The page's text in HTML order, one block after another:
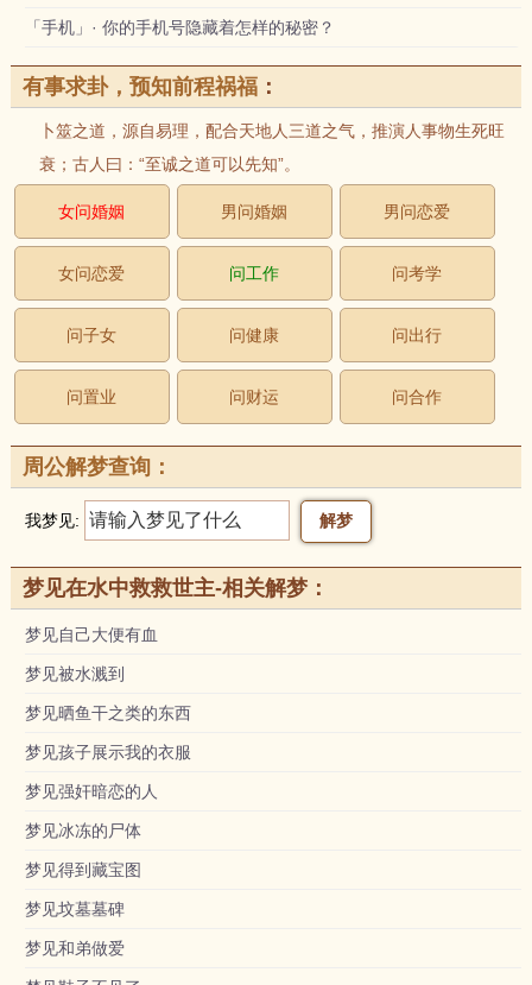
「手机」· 你的手机号隐藏着怎样的秘密？
有事求卦，预知前程祸福：
卜筮之道，源自易理，配合天地人三道之气，推演人事物生死旺
衰；古人曰：“至诚之道可以先知”。
女问婚姻 男问婚姻 男问恋爱
女问恋爱 问工作 问考学
问子女 问健康 问出行
问置业 问财运 问合作
周公解梦查询：
我梦见:
梦见在水中救救世主-相关解梦：
梦见自己大便有血
梦见被水溅到
梦见晒鱼干之类的东西
梦见孩子展示我的衣服
梦见强奸暗恋的人
梦见冰冻的尸体
梦见得到藏宝图
梦见坟墓墓碑
梦见和弟做爱